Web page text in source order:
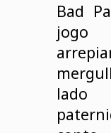
Bad
lado